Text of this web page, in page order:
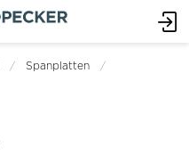
Spanplatten